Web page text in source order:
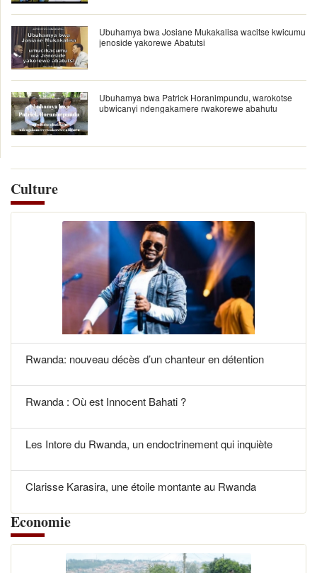
Ubuhamya bwa Josiane Mukakalisa wacitse kwicumu
jenoside yakorewe Abatutsi
Ubuhamya bwa Patrick Horanimpundu, warokotse
ubwicanyi ndengakamere rwakorewe abahutu
Culture
Rwanda: nouveau décès d’un chanteur en détention
Rwanda : Où est Innocent Bahati ?
Les Intore du Rwanda, un endoctrinement qui inquiète
Clarisse Karasira, une étoile montante au Rwanda
Economie